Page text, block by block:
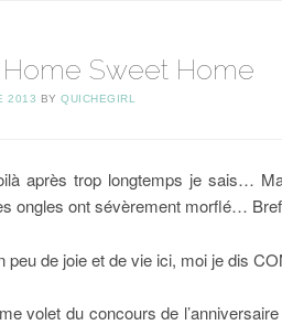
Sweet Home
2013 BY QUICHEGIRL
après trop longtemps je sais…
ongles ont sévèrement morflé… Bref
peu de joie et de vie ici, moi je dis
volet du concours de